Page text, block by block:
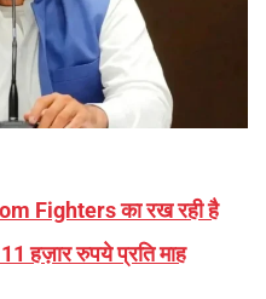
Fighters का रख रही है
हज़ार रुपये प्रति माह